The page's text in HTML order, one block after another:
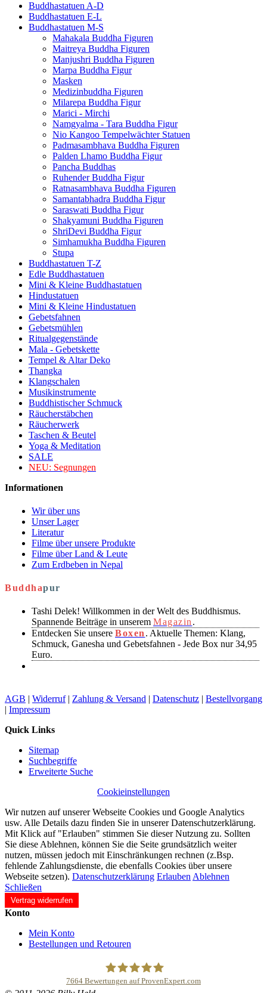
Buddhastatuen A-D
Buddhastatuen E-L
Buddhastatuen M-S
Mahakala Buddha Figuren
Maitreya Buddha Figuren
Manjushri Buddha Figuren
Marpa Buddha Figur
Masken
Medizinbuddha Figuren
Milarepa Buddha Figur
Marici - Mirchi
Namgyalma - Tara Buddha Figur
Nio Kangoo Tempelwächter Statuen
Padmasambhava Buddha Figuren
Palden Lhamo Buddha Figur
Pancha Buddhas
Ruhender Buddha Figur
Ratnasambhava Buddha Figuren
Samantabhadra Buddha Figur
Saraswati Buddha Figur
Shakyamuni Buddha Figuren
ShriDevi Buddha Figur
Simhamukha Buddha Figuren
Stupa
Buddhastatuen T-Z
Edle Buddhastatuen
Mini & Kleine Buddhastatuen
Hindustatuen
Mini & Kleine Hindustatuen
Gebetsfahnen
Gebetsmühlen
Ritualgegenstände
Mala - Gebetskette
Tempel & Altar Deko
Thangka
Klangschalen
Musikinstrumente
Buddhistischer Schmuck
Räucherstäbchen
Räucherwerk
Taschen & Beutel
Yoga & Meditation
SALE
NEU: Segnungen
Informationen
Wir über uns
Unser Lager
Literatur
Filme über unsere Produkte
Filme über Land & Leute
Zum Erdbeben in Nepal
Buddhapur
Tashi Delek! Willkommen in der Welt des Buddhismus.
Spannende Beiträge in unserem Magazin .
Entdecken Sie unsere Boxen . Aktuelle Themen: Klang,
Schmuck, Ganesha und Gebetsfahnen - Jede Box nur 34,95
Euro.
AGB | Widerruf| Zahlung & Versand | Datenschutz | Bestellvorgang
| Impressum
Quick Links
Sitemap
Suchbegriffe
Erweiterte Suche
Cookieinstellungen
Wir nutzen auf unserer Webseite Cookies und Google Analytics
usw. Alle Details dazu finden Sie in unserer Datenschutzerklärung.
Mit Klick auf "Erlauben" stimmen Sie dieser Nutzung zu. Sollten
Sie diese Ablehnen, können Sie die Seite grundsätzlich weiter
nutzen, müssen jedoch mit Einschränkungen rechnen (z.Bsp.
fehlende Zahlungsdienste, die ebenfalls Cookies über unsere
Webseite setzen). Datenschutzerklärung Erlauben Ablehnen
Schließen
Vertrag widerrufen
Konto
Mein Konto
Bestellungen und Retouren
7664 Bewertungen auf ProvenExpert.com